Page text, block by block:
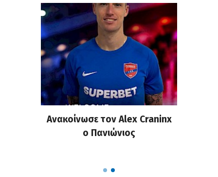
Ανακοίνωσε τον Alex Craninx
ο Πανιώνιος